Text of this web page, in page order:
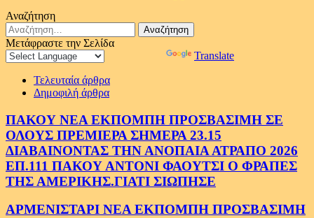
Αναζήτηση
Αναζήτηση
για:
Μετάφραστε την Σελίδα
Translate
Τελευταία άρθρα
Δημοφιλή άρθρα
ΠΑΚΟΥ ΝΕΑ ΕΚΠΟΜΠΗ ΠΡΟΣΒΑΣΙΜΗ ΣΕ
ΟΛΟΥΣ ΠΡΕΜΙΕΡΑ ΣΗΜΕΡΑ 23.15
ΔΙΑΒΑΙΝΟΝΤΑΣ ΤΗΝ ΑΝΟΠΑΙΑ ΑΤΡΑΠΟ 2026
ΕΠ.111 ΠΑΚΟΥ ΑΝΤΟΝΙ ΦΑΟΥΤΣΙ Ο ΦΡΑΠΕΣ
ΤΗΣ ΑΜΕΡΙΚΗΣ.ΓΙΑΤΙ ΣΙΩΠΗΣΕ
ΑΡΜΕΝΙΣΤΑΡΙ ΝΕΑ ΕΚΠΟΜΠΗ ΠΡΟΣΒΑΣΙΜΗ